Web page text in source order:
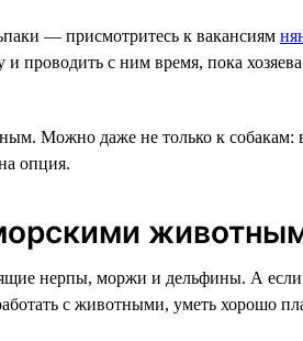
— присмотритесь к вакансиям
проводить с ним время, пока
Можно даже не только к
опция.
нерпы, моржи и дельфины. А
с животными, уметь